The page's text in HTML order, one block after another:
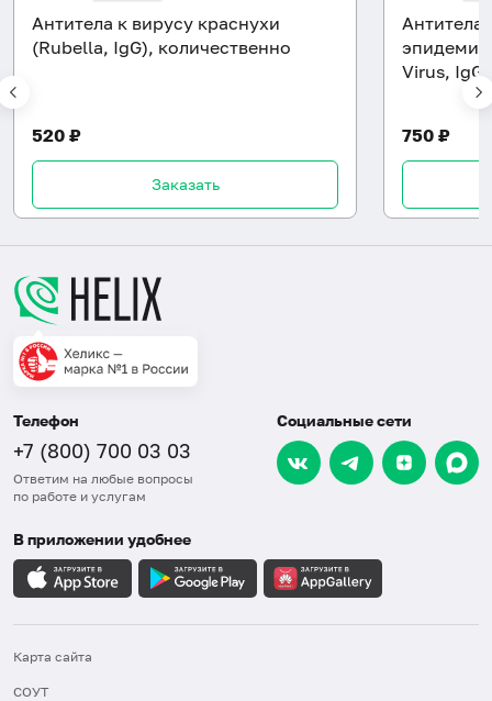
Антитела к вирусу краснухи
(Rubella, IgG), количественно
520 ₽
Заказать
Антитела
Virus, IgG)
750 ₽
Телефон
+7 (800) 700 03 03
Ответим на любые вопросы
по работе и услугам
Социальные сети
В приложении удобнее
Карта сайта
СОУТ